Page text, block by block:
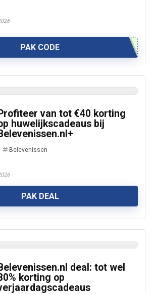
PAK CODE
van tot €40 korting
huwelijkscadeaus bij
Belevenissen.nl+
Belevenissen
PAK DEAL
Belevenissen.nl deal: tot wel
korting op